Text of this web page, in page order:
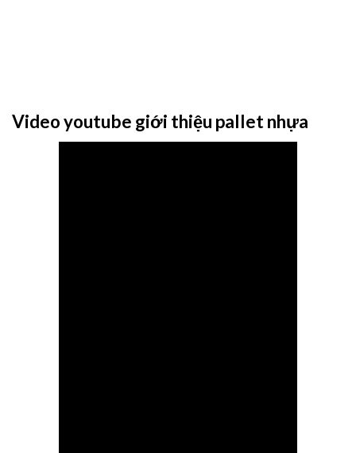
Video youtube giới thiệu pallet nhựa